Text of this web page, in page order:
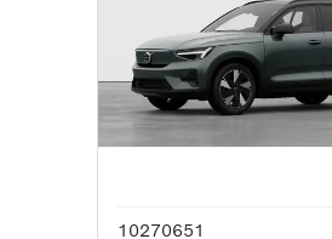
10270651